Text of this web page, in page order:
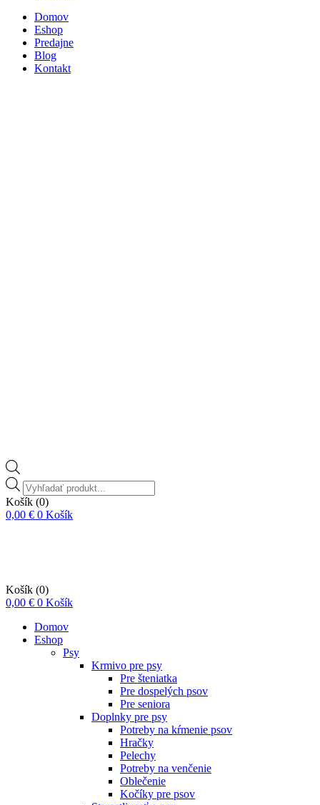
Domov
Eshop
Predajne
Blog
Kontakt
Vyhľadávanie
produktov
Košík (0)
0,00 € 0 Košík
Košík (0)
0,00 € 0 Košík
Domov
Eshop
Psy
Krmivo pre psy
Pre šteniatka
Pre dospelých psov
Pre seniora
Doplnky pre psy
Potreby na kŕmenie psov
Hračky
Pelechy
Potreby na venčenie
Oblečenie
Kočíky pre psov